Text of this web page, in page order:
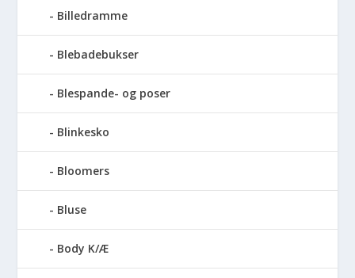
Billedramme
Blebadebukser
Blespande- og poser
Blinkesko
Bloomers
Bluse
Body K/Æ